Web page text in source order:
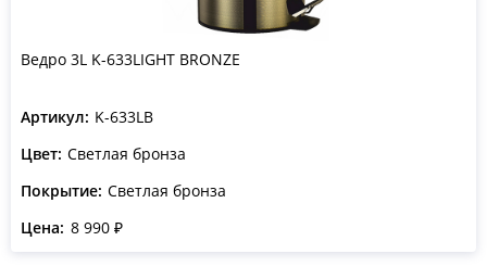
Ведро 3L K-633LIGHT BRONZE
Артикул: K-633LB
Цвет: Светлая бронза
Покрытие: Светлая бронза
Цена: 8 990 ₽